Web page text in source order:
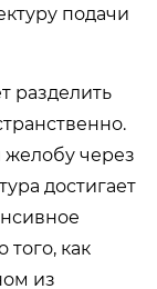
подачи
разделить
через
достигает
как
из